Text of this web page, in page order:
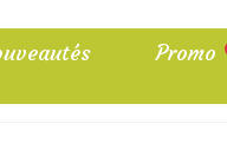
Promo